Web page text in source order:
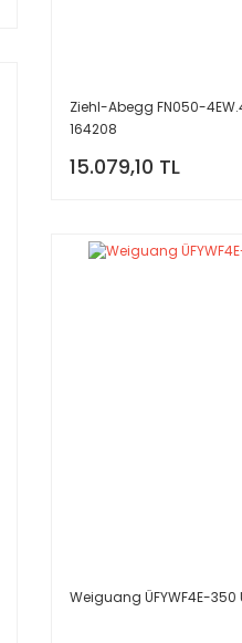
Ziehl-Abegg FN050-
164208
15.079,10 TL
Weiguang ÜFYWF4E-350